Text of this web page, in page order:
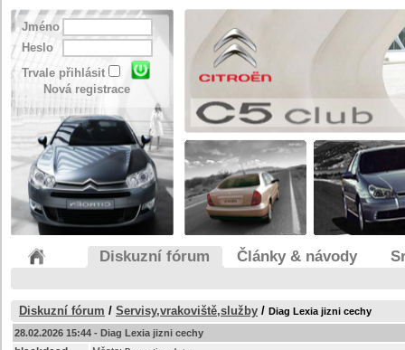
Jméno
Heslo
Trvale přihlásit
Nová registrace
Diskuzní fórum Články & návody
Diskuzní fórum / Servisy,vrakoviště,služby / Diag Lexia jizni cechy
28.02.2026 15:44 - Diag Lexia jizni cechy